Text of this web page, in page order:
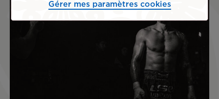
Gérer mes paramètres cookies